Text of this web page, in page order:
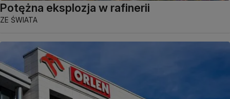
Potężna eksplozja w rafinerii
ZE ŚWIATA